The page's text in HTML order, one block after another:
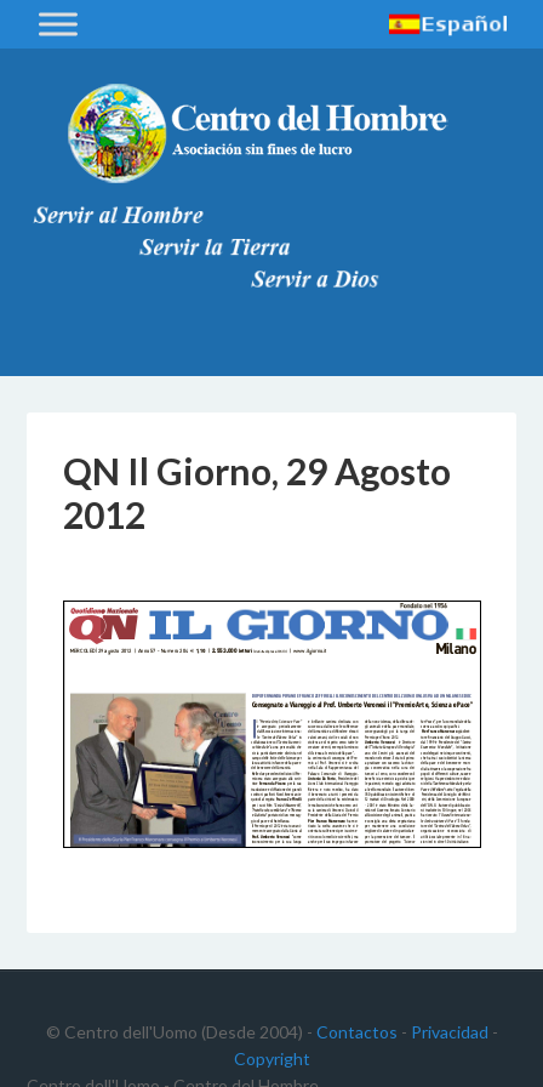
QN Il Giorno, 29 Agosto
2012
© Centro dell'Uomo (Desde 2004) - Contactos - Privacidad -
Copyright